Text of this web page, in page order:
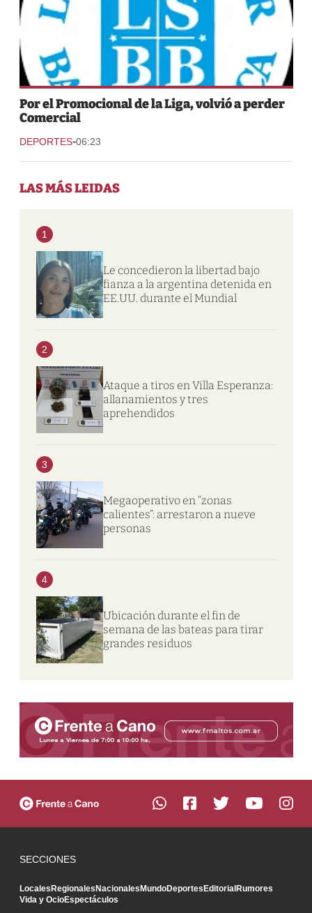
Por el Promocional de la Liga, volvió a perder
Comercial
DEPORTES-06:23
LAS MÁS LEIDAS
1
Le concedieron la libertad bajo
fianza a la argentina detenida en
EE.UU. durante el Mundial
2
Ataque a tiros en Villa Esperanza:
allanamientos y tres
aprehendidos
3
Megaoperativo en “zonas
calientes”: arrestaron a nueve
personas
4
Ubicación durante el fin de
semana de las bateas para tirar
grandes residuos
SECCIONES
LocalesRegionalesNacionalesMundoDeportesEditorialRumores
Vida y OcioEspectáculos